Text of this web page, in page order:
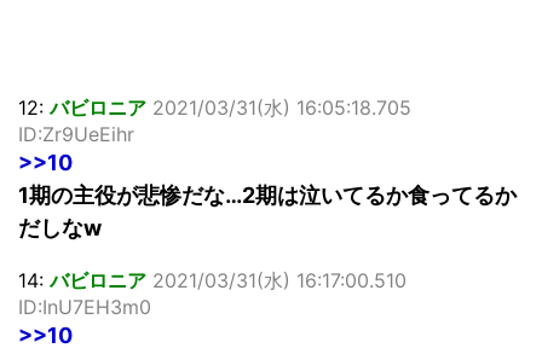
12:バビロニア 2021/03/31(水) 16:05:18.705
ID:Zr9UeEihr
>>10
1期の主役が悲惨だな…2期は泣いてるか食ってるか
だしなw
14:バビロニア 2021/03/31(水) 16:17:00.510
ID:InU7EH3m0
>>10